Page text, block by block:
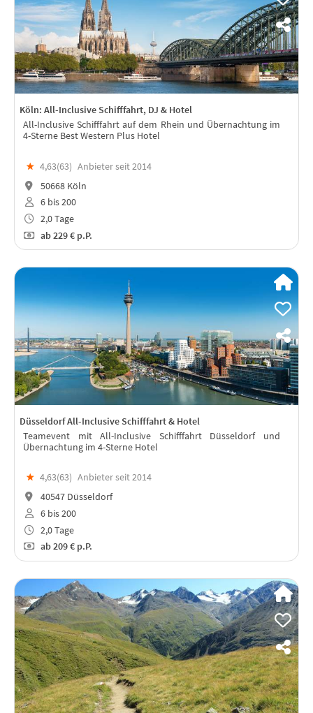
Köln: All-Inclusive Schifffahrt, DJ & Hotel
All-Inclusive Schifffahrt auf dem Rhein und Übernachtung im
4-Sterne Best Western Plus Hotel
★ 4,63(63) Anbieter seit 2014
50668 Köln
6 bis 200
2,0 Tage
ab229 € p.P.
Düsseldorf All-Inclusive Schifffahrt & Hotel
Teamevent mit All-Inclusive Schifffahrt Düsseldorf und
Übernachtung im 4-Sterne Hotel
★ 4,63(63) Anbieter seit 2014
40547 Düsseldorf
6 bis 200
2,0 Tage
ab209 € p.P.